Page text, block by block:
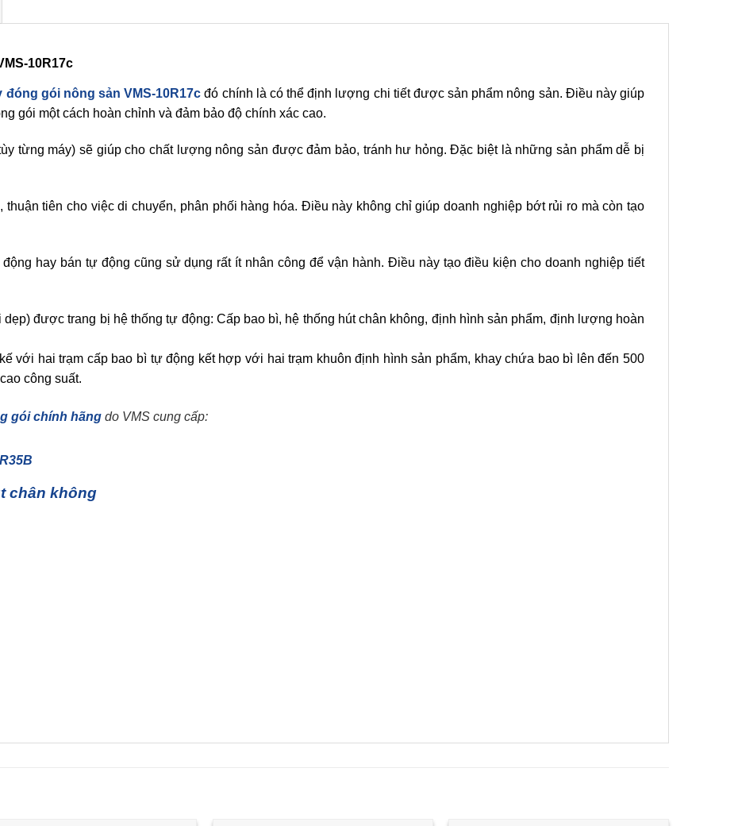
10R17c
đóng gói nông sản VMS-10R17c đó chính là có thể định lượng chi tiết được sản phẩm nông sản. Điều này giúp
gói một cách hoàn chỉnh và đảm bảo độ chính xác cao.
từng máy) sẽ giúp cho chất lượng nông sản được đảm bảo, tránh hư hỏng. Đặc biệt là những sản phẩm dễ bị
tiên cho việc di chuyển, phân phối hàng hóa. Điều này không chỉ giúp doanh nghiệp bớt rủi ro mà còn tạo
hay bán tự động cũng sử dụng rất ít nhân công để vận hành. Điều này tạo điều kiện cho doanh nghiệp tiết
dẹp) được trang bị hệ thống tự động: Cấp bao bì, hệ thống hút chân không, định hình sản phẩm, định lượng hoàn
với hai trạm cấp bao bì tự động kết hợp với hai trạm khuôn định hình sản phẩm, khay chứa bao bì lên đến 500
công suất.
gói chính hãng do VMS cung cấp:
chân không